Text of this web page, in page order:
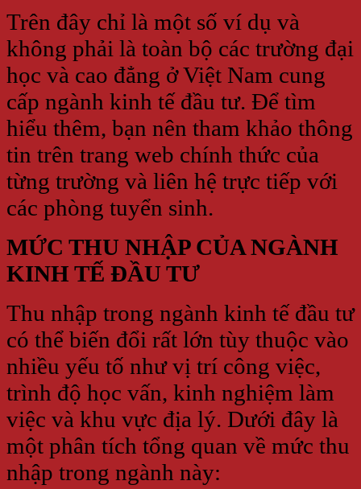
Trên đây chỉ là một số ví dụ và
không phải là toàn bộ các trường đại
học và cao đẳng ở Việt Nam cung
cấp ngành kinh tế đầu tư. Để tìm
hiểu thêm, bạn nên tham khảo thông
tin trên trang web chính thức của
từng trường và liên hệ trực tiếp với
các phòng tuyển sinh.
MỨC THU NHẬP CỦA NGÀNH
KINH TẾ ĐẦU TƯ
Thu nhập trong ngành kinh tế đầu tư
có thể biến đổi rất lớn tùy thuộc vào
nhiều yếu tố như vị trí công việc,
trình độ học vấn, kinh nghiệm làm
việc và khu vực địa lý. Dưới đây là
một phân tích tổng quan về mức thu
nhập trong ngành này: